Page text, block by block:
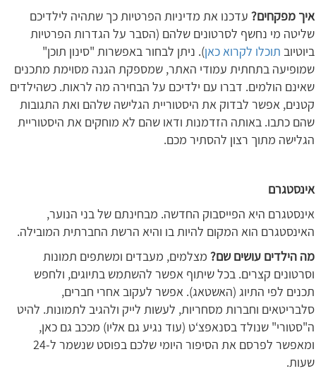
איך מפקחים? עדכנו את מדיניות הפרטיות כך שתהיה לילדיכם
שליטה מי נחשף לסרטונים שלהם (הסבר על הגדרות הפרטיות
ביוטיוב תוכלו לקרוא כאן). ניתן לבחור באפשרות "סינון תוכן"
שמופיעה בתחתית עמודי האתר, שמספקת הגנה מסוימת מתכנים
שאינם הולמים. דברו עם ילדיכם על הבחירה מה לראות. כשהילדים
קטנים, אפשר לבדוק את היסטוריית הגלישה שלהם ואת התגובות
שהם כתבו. באותה הזדמנות ודאו שהם לא מוחקים את היסטוריית
הגלישה מתוך רצון להסתיר מכם.
אינסטגרם
אינסטגרם היא הפייסבוק החדשה. מבחינתם של בני הנוער,
האינסטגרם הוא המקום להיות בו והיא הרשת החברתית המובילה.
מה הילדים עושים שם? מצלמים, מעבדים ומשתפים תמונות
וסרטונים קצרים. בכל שיתוף אפשר להשתמש בתיוגים, ולחפש
תכנים לפי התיוג (האשטאג). אפשר לעקוב אחרי חברים,
סלבריטאים וחברות מסחריות, לעשות לייק ולהגיב לתמונות. להיט
ה"סטורי" שנולד בסנאפצ‘ט (עוד נגיע גם אליו) מככב גם כאן,
ומאפשר לפרסם את הסיפור היומי שלכם בפוסט שנשמר ל-24
שעות.